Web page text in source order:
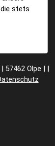
stets
57462 Olpe | |